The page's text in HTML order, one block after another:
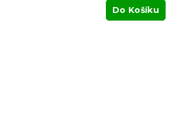
Do Košíku